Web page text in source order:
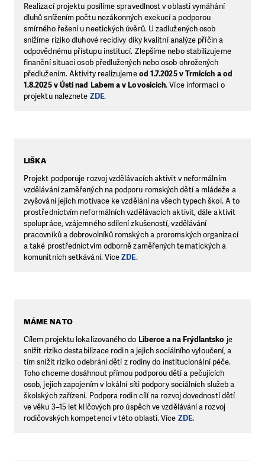
Realizací projektu posílíme spravedlnost v oblasti vymáhání
dluhů snížením počtu nezákonných exekucí a podporou
smírného řešení u neetických úvěrů. U zadlužených osob
snížíme riziko dluhové recidivy díky kvalitní analýze příčin a
odpovědnému přístupu institucí. Zlepšíme nebo stabilizujeme
finanční situaci osob předlužených nebo osob ohrožených
předlužením. Aktivity realizujemeod 1.7.2025 v Trmicích a od
1.8.2025 v Ústí nad Labem a v Lovosicích. Více informací o
projektu naleznete ZDE.
LIŠKA
Projekt podporuje rozvoj vzdělávacích aktivit v neformálním
vzdělávání zaměřených na podporu romských dětí a mládeže a
zvyšování jejich motivace ke vzdělání na všech typech škol. A to
prostřednictvím neformálních vzdělávacích aktivit, dále aktivit
spolupráce, vzájemného sdílení zkušeností, vzdělávání
pracovníků a dobrovolníků romských a proromských organizací
a také prostřednictvím odborně zaměřených tematických a
komunitních setkávání. VíceZDE.
MÁME NA TO
Cílem projektu lokalizovaného do Liberce a na Frýdlantsko je
snížit riziko destabilizace rodin a jejich sociálního vyloučení, a
tím snížit riziko odebrání dětí z rodiny do institucionální péče.
Toho chceme dosáhnout přímou podporou dětí a pečujících
osob, jejich zapojením v lokální síti podpory sociálních služeb a
školských zařízení. Podpora rodin cílí na rozvoj dovedností dětí
ve věku 3–15 let klíčových pro úspěch ve vzdělávání a rozvoj
rodičovských kompetencí v této oblasti. Více ZDE.